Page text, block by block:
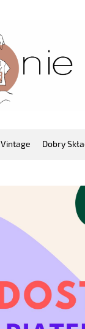
Vintage Dobry